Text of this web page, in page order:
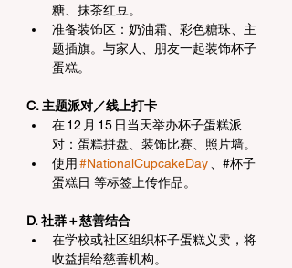
糖、抹茶红豆。
准备装饰区：奶油霜、彩色糖珠、主
题插旗。与家人、朋友一起装饰杯子
蛋糕。
C. 主题派对／线上打卡
在 12 月 15 日当天举办杯子蛋糕派
对：蛋糕拼盘、装饰比赛、照片墙。
使用 #NationalCupcakeDay 、#杯子
蛋糕日 等标签上传作品。
D. 社群＋慈善结合
在学校或社区组织杯子蛋糕义卖，将
收益捐给慈善机构。